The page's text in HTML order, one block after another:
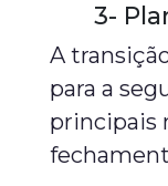
3-
A
para a
principais